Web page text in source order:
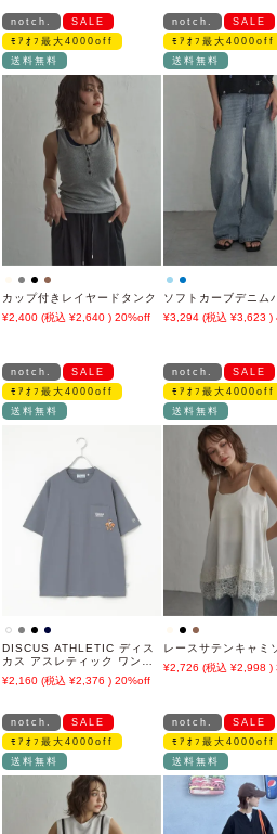
notch.
SALE
ﾓｱｵﾌ最大4000off
送料無料
カップ付きレイヤードタンク
2,400
2,640 20%off
notch.
SALE
ﾓｱｵﾌ最大4000off
送料無料
ソフトカーブデニム
3,294
3,623
notch.
SALE
ﾓｱｵﾌ最大4000off
送料無料
DISCUS ATHLETIC ディス
カス アスレティック ワンポ
イント刺繍Tシャツ
2,160 2,376 20%off
notch.
SALE
ﾓｱｵﾌ最大4000off
送料無料
レースサテンキャミ
2,726
2,998
notch.
SALE
ﾓｱｵﾌ最大4000off
送料無料
notch.
SALE
ﾓｱｵﾌ最大4000off
送料無料